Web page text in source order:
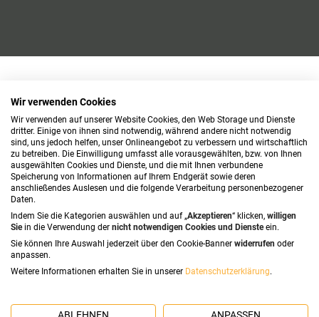
Wir verwenden Cookies
Wir verwenden auf unserer Website Cookies, den Web Storage und Dienste
dritter. Einige von ihnen sind notwendig, während andere nicht notwendig
sind, uns jedoch helfen, unser Onlineangebot zu verbessern und wirtschaftlich
zu betreiben. Die Einwilligung umfasst alle vorausgewählten, bzw. von Ihnen
ausgewählten Cookies und Dienste, und die mit Ihnen verbundene
Speicherung von Informationen auf Ihrem Endgerät sowie deren
anschließendes Auslesen und die folgende Verarbeitung personenbezogener
Daten.
Indem Sie die Kategorien auswählen und auf „Akzeptieren“ klicken, willigen
Sie in die Verwendung der nicht notwendigen Cookies und Diensteein.
Sie können Ihre Auswahl jederzeit über den Cookie-Banner widerrufen oder
anpassen.
Weitere Informationen erhalten Sie in unserer Datenschutzerklärung.